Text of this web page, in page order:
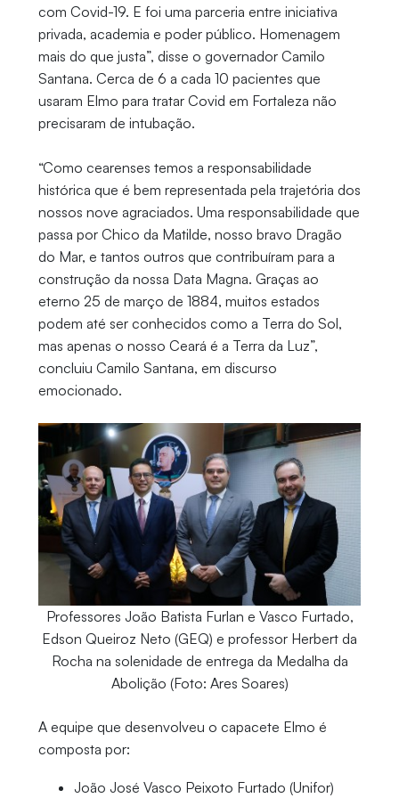
com Covid-19. E foi uma parceria entre iniciativa
privada, academia e poder público. Homenagem
mais do que justa”, disse o governador Camilo
Santana. Cerca de 6 a cada 10 pacientes que
usaram Elmo para tratar Covid em Fortaleza não
precisaram de intubação.
“Como cearenses temos a responsabilidade
histórica que é bem representada pela trajetória dos
nossos nove agraciados. Uma responsabilidade que
passa por Chico da Matilde, nosso bravo Dragão
do Mar, e tantos outros que contribuíram para a
construção da nossa Data Magna. Graças ao
eterno 25 de março de 1884, muitos estados
podem até ser conhecidos como a Terra do Sol,
mas apenas o nosso Ceará é a Terra da Luz”,
concluiu Camilo Santana, em discurso
emocionado.
Professores João Batista Furlan e Vasco Furtado,
Edson Queiroz Neto (GEQ) e professor Herbert da
Rocha na solenidade de entrega da Medalha da
Abolição (Foto: Ares Soares)
A equipe que desenvolveu o capacete Elmo é
composta por:
João José Vasco Peixoto Furtado (Unifor)